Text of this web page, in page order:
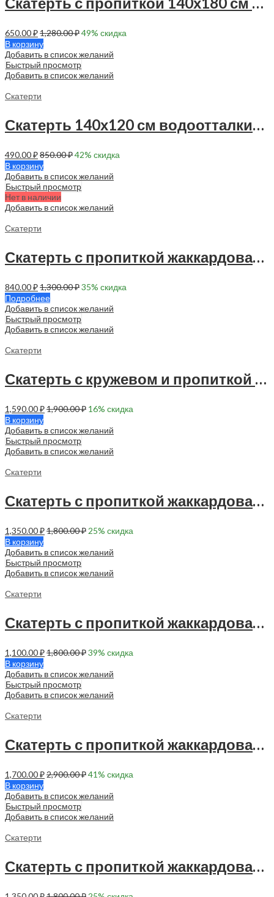
650.00₽1,280.00₽49% скидка
В корзину
Добавить в список желаний
Быстрый просмотр
Добавить в список желаний
Скатерти
Скатерть 140х120 см водоотталкивающая -90037
490.00₽850.00₽42% скидка
В корзину
Добавить в список желаний
Быстрый просмотр
Нет в наличии
Добавить в список желаний
Скатерти
Скатерть с пропиткой жаккардовая 140х120 см — 1 шт — 90025
840.00₽1,300.00₽35% скидка
Подробнее
Добавить в список желаний
Быстрый просмотр
Добавить в список желаний
Скатерти
Скатерть с кружевом и пропиткой 150х120 см — 1 шт — 90035
1,590.00₽1,900.00₽ 16% скидка
В корзину
Добавить в список желаний
Быстрый просмотр
Добавить в список желаний
Скатерти
Скатерть с пропиткой жаккардовая 145х120 см — 1 шт — 90008
1,350.00₽1,800.00₽ 25% скидка
В корзину
Добавить в список желаний
Быстрый просмотр
Добавить в список желаний
Скатерти
Скатерть с пропиткой жаккардовая 145х120 см — 1 шт — 90018
1,100.00₽1,800.00₽39% скидка
В корзину
Добавить в список желаний
Быстрый просмотр
Добавить в список желаний
Скатерти
Скатерть с пропиткой жаккардовая 140х180 см — 1 шт — 90009
1,700.00₽2,900.00₽41% скидка
В корзину
Добавить в список желаний
Быстрый просмотр
Добавить в список желаний
Скатерти
Скатерть с пропиткой жаккардовая 145х120 см — 1 шт — 90002